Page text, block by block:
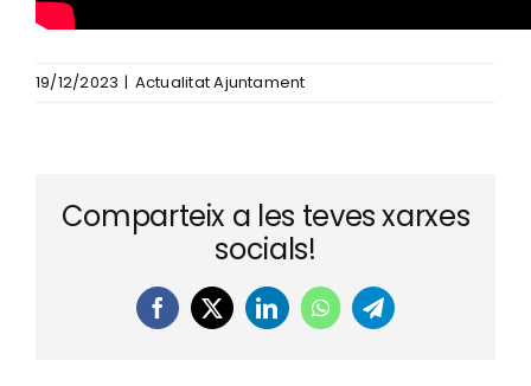
19/12/2023 | Actualitat Ajuntament
Comparteix a les teves xarxes
socials!
Facebook
X LinkedInWhatsAppTelegram